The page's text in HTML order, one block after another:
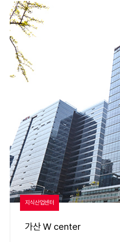
지식산업센터
가산 W center